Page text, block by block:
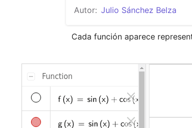
Autor: Julio Sánchez Belza
Cada función aparece